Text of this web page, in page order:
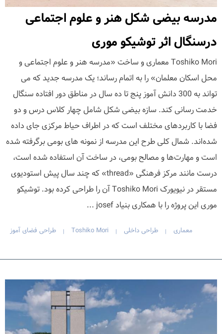
مدرسه بیضی شکل هنر و علوم اجتماعی
درسنگال اثر توشیکو موری
Toshiko Mori معماری و ساخت «مدرسه هنر و علوم اجتماعی و
محل اسکان معلمان» را به اتمام رساند؛ یک مدرسه جدید که می
تواند به 300 دانش آموز پنج تا ده سال در مناطق دور افتاده سنگال
خدمت رسانی کند. سازه بیضی شکل شامل چهار کلاس درس و دو
فضا با کاربردهای مختلف است که در اطراف حیاط مرکزی جای داده
شده‌اند. شمال کلی طرح این مدرسه از نمونه های بومی برگرفته شده
است و مهارت‌ها و مصالح بومی، در ساخت آن استفاده شده است،
درست مانند مرکز فرهنگی «thread» که چند سال پیش استودیوی
مستقر در نیویورک Toshiko Mori آن را طراحی کرده بود. توشیکو
موری این پروژه را با همکاری بنیاد josef ...
معماری | طراحی داخلی |
Toshiko Mori
| طراحی فضای آموز